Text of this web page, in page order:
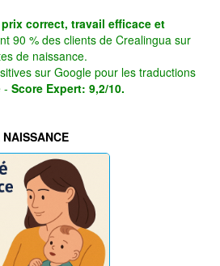
correct, travail efficace et
90 % des clients de Crealingua sur
de naissance.
sur Google pour les traductions
- Score Expert: 9,2/10.